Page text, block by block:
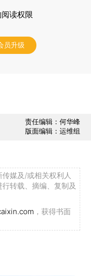
读权限
员升级
责任编辑：何华峰
版面编辑：运维组
媒及/或相关权利人
转载、摘编、复制及
，获得书面